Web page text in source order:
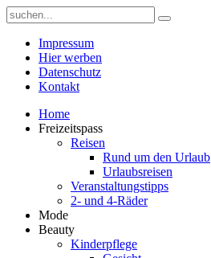
Impressum
Hier werben
Datenschutz
Kontakt
Home
Freizeitspass
Reisen
Rund um den Urlaub
Urlaubsreisen
Veranstaltungstipps
2- und 4-Räder
Mode
Beauty
Kinderpflege